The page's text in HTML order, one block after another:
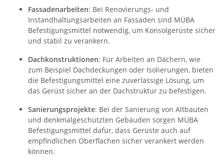
Fassadenarbeiten: Bei Renovierungs- und
Instandhaltungsarbeiten an Fassaden sind MÜBA
Befestigungsmittel notwendig, um Konsolgerüste sicher
und stabil zu verankern.
Dachkonstruktionen: Für Arbeiten an Dächern, wie
zum Beispiel Dachdeckungen oder Isolierungen, bieten
die Befestigungsmittel eine zuverlässige Lösung, um
das Gerüst sicher an der Dachstruktur zu befestigen.
Sanierungsprojekte: Bei der Sanierung von Altbauten
und denkmalgeschützten Gebäuden sorgen MÜBA
Befestigungsmittel dafür, dass Gerüste auch auf
empfindlichen Oberflächen sicher verankert werden
können.